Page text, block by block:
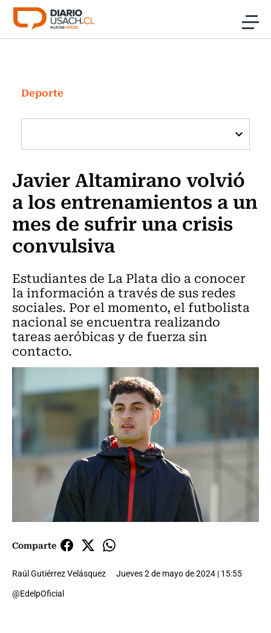
Click acá para ir directamente al contenido
Investigación
Cultura
Programas Radio y TV Usach
Deporte
Javier Altamirano volvió
a los entrenamientos a un
mes de sufrir una crisis
convulsiva
Estudiantes de La Plata dio a conocer
la información a través de sus redes
sociales. Por el momento, el futbolista
nacional se encuentra realizando
tareas aeróbicas y de fuerza sin
contacto.
Comparte
Raúl Gutiérrez Velásquez
Jueves 2 de mayo de 2024 | 15:55
@EdelpOficial